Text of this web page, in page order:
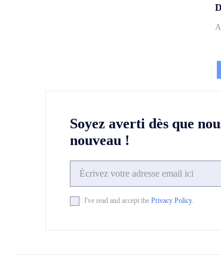
Soyez averti dès que
nouveau !
I've read and accept the Privacy Policy.